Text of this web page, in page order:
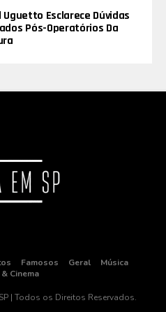
Uguetto Esclarece Dúvidas
Pós-Operatórios Da
Famosos Geral
Música
Cinema
| Todos os Direitos Reservados.